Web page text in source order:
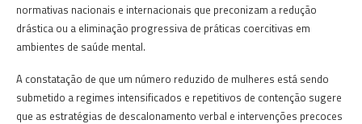
normativas nacionais e internacionais que preconizam a redução
drástica ou a eliminação progressiva de práticas coercitivas em
ambientes de saúde mental.
A constatação de que um número reduzido de mulheres está sendo
submetido a regimes intensificados e repetitivos de contenção sugere
que as estratégias de descalonamento verbal e intervenções precoces